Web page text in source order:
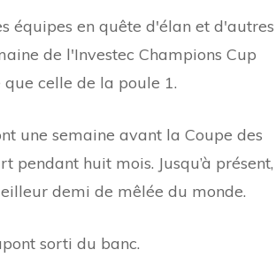
équipes en quête d'élan et d'autres
de l'Investec Champions Cup
celle de la poule 1.
une semaine avant la Coupe des
huit mois. Jusqu’à présent,
demi de mêlée du monde.
sorti du banc.